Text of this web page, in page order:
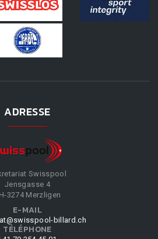
ADRESSE
Swisspool
Jensgasse 4
3274 Merzligen
E-MAIL
billard.ch
TÉLÉPHONE